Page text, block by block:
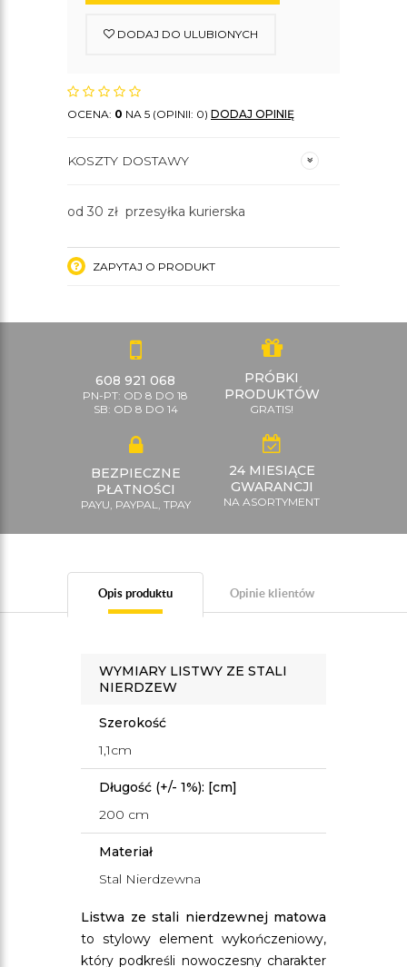
DODAJ DO ULUBIONYCH
OCENA: 0 NA 5 (OPINII: 0) DODAJ OPINIĘ
KOSZTY DOSTAWY
od 30 zł przesyłka kurierska
ZAPYTAJ O PRODUKT
608 921 068
PN-PT: OD 8 DO 18
SB: OD 8 DO 14
PRÓBKI
PRODUKTÓW
GRATIS!
BEZPIECZNE
PŁATNOŚCI
PAYU, PAYPAL, TPAY
24 MIESIĄCE
GWARANCJI
NA ASORTYMENT
Opis produktu Opinie klientów
WYMIARY LISTWY ZE STALI
NIERDZEW
Szerokość
1,1cm
Długość (+/- 1%): [cm]
200 cm
Materiał
Stal Nierdzewna
Listwa ze stali nierdzewnej matowa
to stylowy element wykończeniowy,
który podkreśli nowoczesny charakter